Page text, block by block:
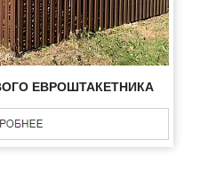
ЕВРОШТАКЕТНИКА